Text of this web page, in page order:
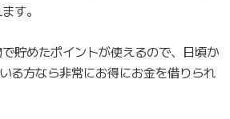
す。
貯めたポイントが使えるので、日頃か
る方なら非常にお得にお金を借りられ